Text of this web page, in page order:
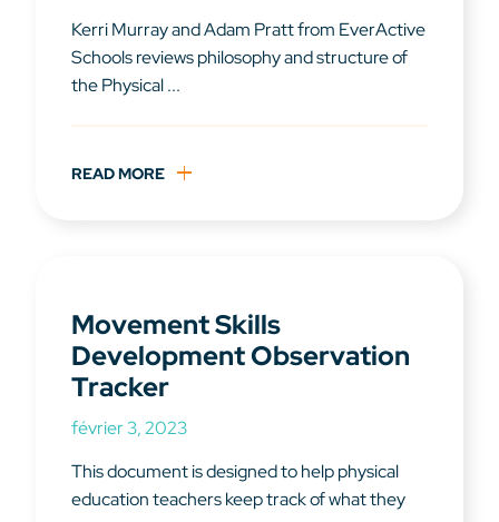
Kerri Murray and Adam Pratt from EverActive
Schools reviews philosophy and structure of
the Physical ...
READ MORE
Movement Skills
Development Observation
Tracker
février 3, 2023
This document is designed to help physical
education teachers keep track of what they